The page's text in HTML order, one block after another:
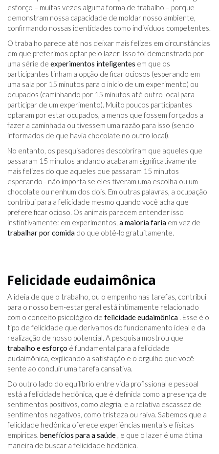
esforço – muitas vezes alguma forma de trabalho – porque
demonstram nossa capacidade de moldar nosso ambiente,
confirmando nossas identidades como indivíduos competentes.
O trabalho parece até nos deixar mais felizes em circunstâncias
em que preferimos optar pelo lazer. Isso foi demonstrado por
uma série de experimentos inteligentes em que os
participantes tinham a opção de ficar ociosos (esperando em
uma sala por 15 minutos para o início de um experimento) ou
ocupados (caminhando por 15 minutos até outro local para
participar de um experimento). Muito poucos participantes
optaram por estar ocupados, a menos que fossem forçados a
fazer a caminhada ou tivessem uma razão para isso (sendo
informados de que havia chocolate no outro local).
No entanto, os pesquisadores descobriram que aqueles que
passaram 15 minutos andando acabaram significativamente
mais felizes do que aqueles que passaram 15 minutos
esperando - não importa se eles tiveram uma escolha ou um
chocolate ou nenhum dos dois. Em outras palavras, a ocupação
contribui para a felicidade mesmo quando você acha que
prefere ficar ocioso. Os animais parecem entender isso
instintivamente: em experimentos, a maioria faria em vez de
trabalhar por comida do que obtê-lo gratuitamente.
Felicidade eudaimônica
A ideia de que o trabalho, ou o empenho nas tarefas, contribui
para o nosso bem-estar geral está intimamente relacionado
com o conceito psicológico de felicidade eudaimônica . Esse é o
tipo de felicidade que derivamos do funcionamento ideal e da
realização de nosso potencial. A pesquisa mostrou que
trabalho e esforço é fundamental para a felicidade
eudaimônica, explicando a satisfação e o orgulho que você
sente ao concluir uma tarefa cansativa.
Do outro lado do equilíbrio entre vida profissional e pessoal
está a felicidade hedônica, que é definida como a presença de
sentimentos positivos, como alegria, e a relativa escassez de
sentimentos negativos, como tristeza ou raiva. Sabemos que a
felicidade hedônica oferece experiências mentais e físicas
empíricas. benefícios para a saúde , e que o lazer é uma ótima
maneira de buscar a felicidade hedônica.